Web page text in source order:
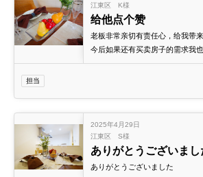
江東区 K様
给他点个赞
老板非常亲切有责任心，给我带
今后如果还有买卖房子的需求我
专业，为客户着想的老板！给他
担当
2025年4月29日
江東区 S様
ありがとうございまし
ありがとうございました